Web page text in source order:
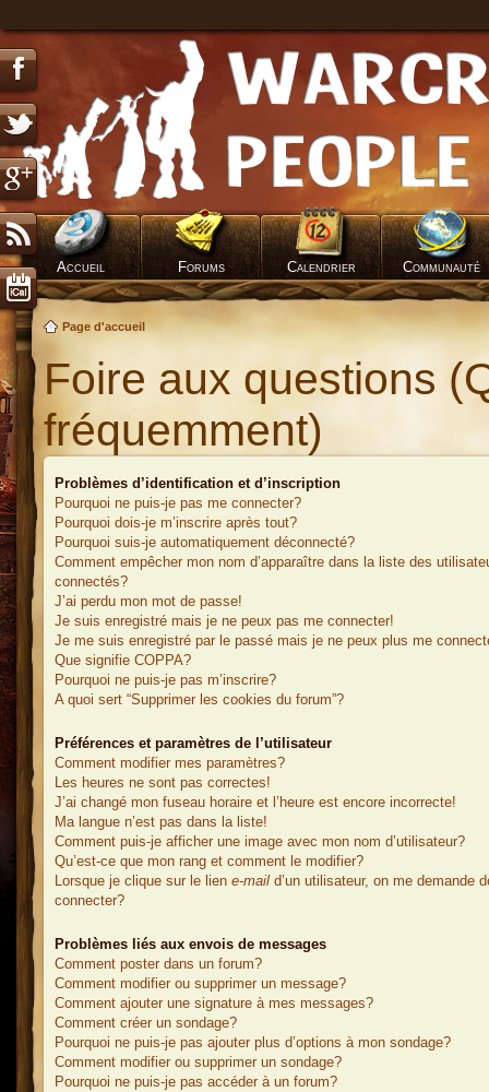
Accueil Forums Calendrier Communauté
Page d'accueil
Foire aux questions
fréquemment)
Problèmes d’identification et d’inscription
Pourquoi ne puis-je pas me connecter?
Pourquoi dois-je m’inscrire après tout?
Pourquoi suis-je automatiquement déconnecté?
Comment empêcher mon nom d’apparaître dans la liste des
connectés?
J’ai perdu mon mot de passe!
Je suis enregistré mais je ne peux pas me connecter!
Je me suis enregistré par le passé mais je ne peux plus me
Que signifie COPPA?
Pourquoi ne puis-je pas m’inscrire?
A quoi sert “Supprimer les cookies du forum”?
Préférences et paramètres de l’utilisateur
Comment modifier mes paramètres?
Les heures ne sont pas correctes!
J’ai changé mon fuseau horaire et l’heure est encore incorrecte!
Ma langue n’est pas dans la liste!
Comment puis-je afficher une image avec mon nom d’utilisateur?
Qu’est-ce que mon rang et comment le modifier?
Lorsque je clique sur le lien e-mail d’un utilisateur, on me demande
connecter?
Problèmes liés aux envois de messages
Comment poster dans un forum?
Comment modifier ou supprimer un message?
Comment ajouter une signature à mes messages?
Comment créer un sondage?
Pourquoi ne puis-je pas ajouter plus d’options à mon sondage?
Comment modifier ou supprimer un sondage?
Pourquoi ne puis-je pas accéder à un forum?